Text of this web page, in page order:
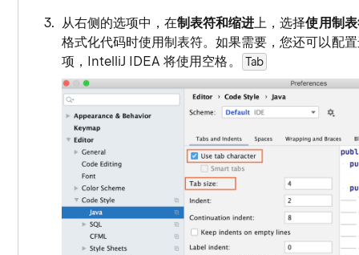
从右侧的选项中，在制表符和缩进上，选择使用制
格式化代码时使用制表符。如果需要，您还可以配
项，IntelliJ IDEA 将使用空格。
Tab